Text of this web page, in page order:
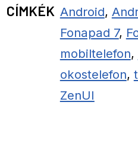
CÍMKÉK Android,
Fonapad 7,
mobiltelefon,
okostelefon,
ZenUI